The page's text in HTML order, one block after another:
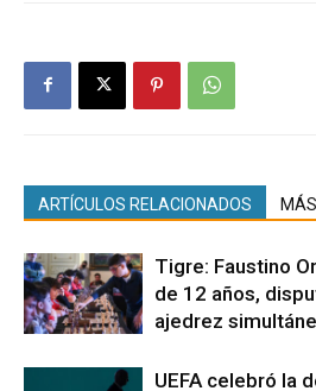
ARTÍCULOS RELACIONADOS
Tigre: Faustino
de 12 años,
ajedrez
UEFA celebró la